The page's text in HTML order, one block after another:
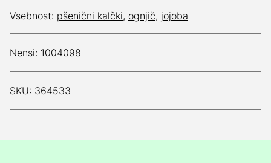
Vsebnost: pšenični kalčki, ognjič, jojoba
Nensi: 1004098
SKU: 364533